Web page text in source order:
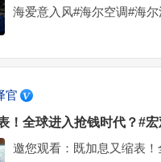
海爱意入风#海尔空调#海
官
！全球进入抢钱时代？#
邀您观看：既加息又缩表